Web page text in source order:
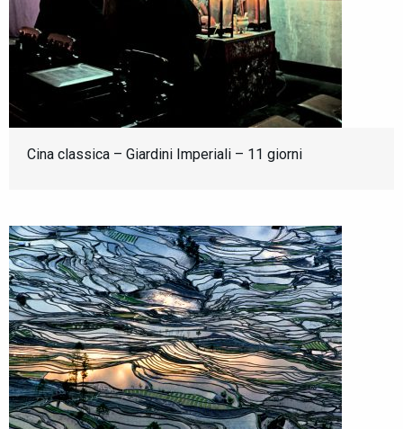
Cina classica – Giardini Imperiali – 11 giorni